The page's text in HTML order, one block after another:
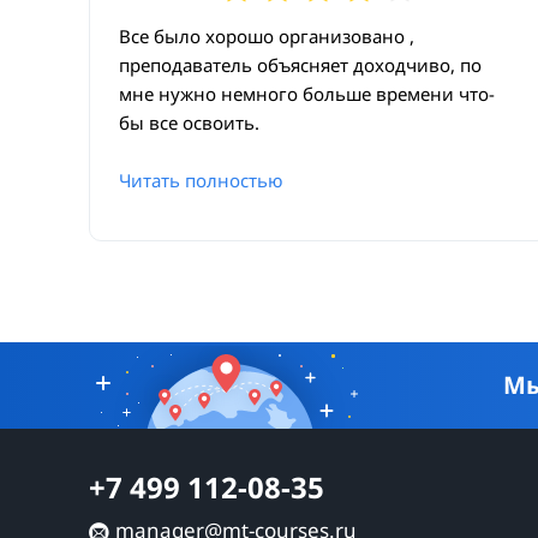
Лабораторная работа по Модулю 4
Все было хорошо организовано ,
преподаватель объясняет доходчиво, по
мне нужно немного больше времени что-
бы все освоить.
Читать полностью
+7 499 112-08-35
manager@mt-courses.ru